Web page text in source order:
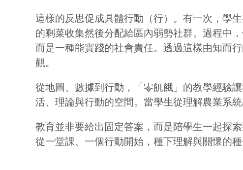
這樣的反思促成具體行動（行）。有一次，學
的剩菜收集然後分配給區內弱勢社群。過程中
而是一種能實踐的社會責任。透過這樣由知而
觀。
從地圖、數據到行動，「零飢餓」的教學經驗
活、理論與行動的空間。當學生從理解農業系
教育並非要給出固定答案，而是陪學生一起探
從一堂課、一個行動開始，種下理解與關懷的種